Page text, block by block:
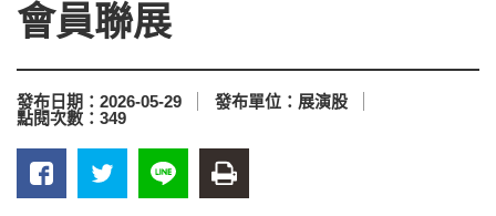
會員聯展
發布日期： 2026-05-29 發布單位： 展演股
點閱次數： 349